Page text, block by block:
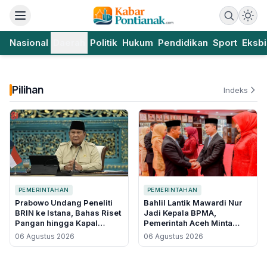
Nasional Politik Hukum Pendidikan Sport
Pilihan Indeks
PEMERINTAHAN
Prabowo Undang Peneliti
BRIN ke Istana, Bahas Riset
Pangan hingga Kapal
Bertenaga Surya
06 Agustus 2026
PEMERINTAHAN
Bahlil Lantik Mawardi Nur
Jadi Kepala BPMA,
Pemerintah Aceh Minta
Ganti Nasri Djalal di Tengah
Polemik Blok Andaman
06 Agustus 2026